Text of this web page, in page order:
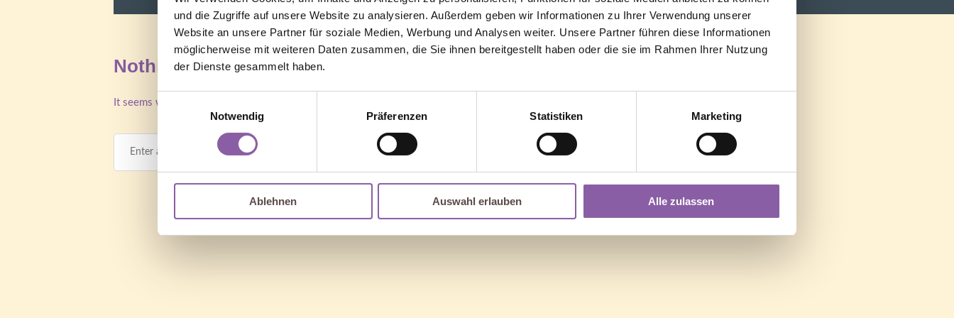
und die Zugriffe auf unsere Website zu analysieren. Außerdem geben wir Informationen zu Ihrer Verwendung unserer
Website an unsere Partner für soziale Medien, Werbung und Analysen weiter. Unsere Partner führen diese Informationen
möglicherweise mit weiteren Daten zusammen, die Sie ihnen bereitgestellt haben oder die sie im Rahmen Ihrer Nutzung
der Dienste gesammelt haben.
Einwilligungsauswahl
Notwendig
Präferenzen Statistiken Marketing
Ablehnen Auswahl erlauben Alle zulassen
Nothing Found
It seems we can’t find what you’re looking for. Perhaps searching can help.